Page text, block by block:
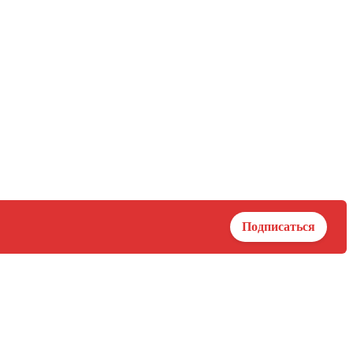
Подписаться